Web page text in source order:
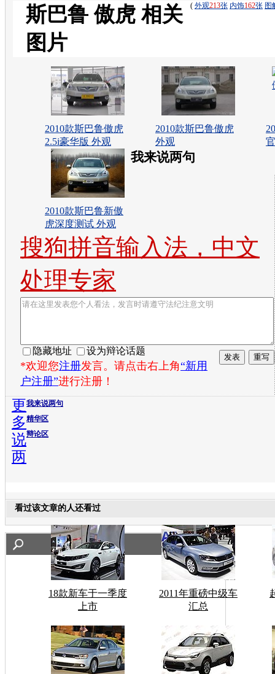
( 外观213张 内饰162张 图
斯巴鲁 傲虎 相关
图片
2010款斯巴鲁傲虎
2.5i豪华版 外观
2010款斯巴鲁傲虎
外观
2010款斯巴鲁新傲
虎深度测试 外观
我来说两句
搜狗拼音输入法，中文
处理专家
隐藏地址 设为辩论话题
*欢迎您注册发言。请点击右上角“新用
户注册”进行注册！
我来说两句
精华区
辩论区
更
多
说
两
看过该文章的人还看过
18款新车于一季度
上市
2011年重磅中级车
汇总